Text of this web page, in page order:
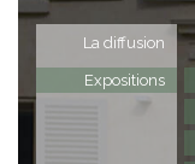
La diffusion
Expositions